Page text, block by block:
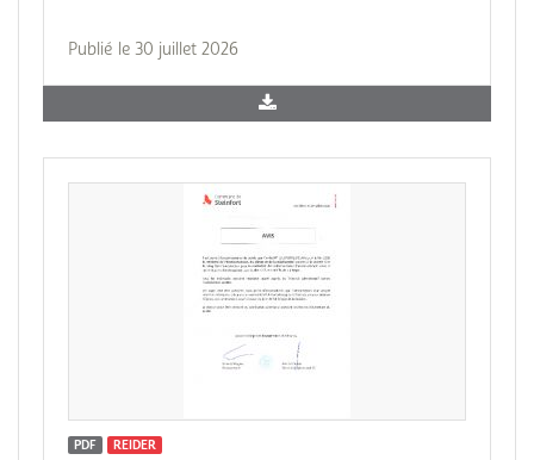
Publié le 30 juillet 2026
PDF REIDER